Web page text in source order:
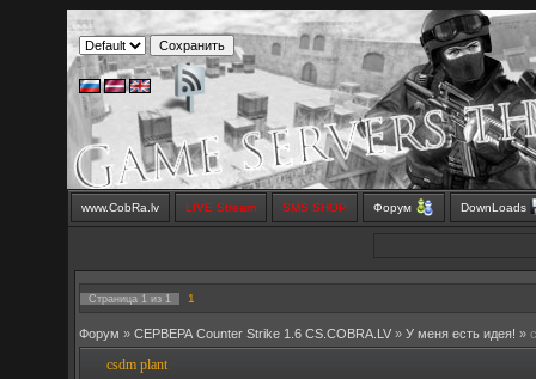
www.CobRa.lv LIVE Stream SMS SHOP Форум DownLoads
Страница 1 из 1 1
Форум » СЕРВЕРА Counter Strike 1.6 CS.COBRA.LV » У меня есть идея! »
csdm plant